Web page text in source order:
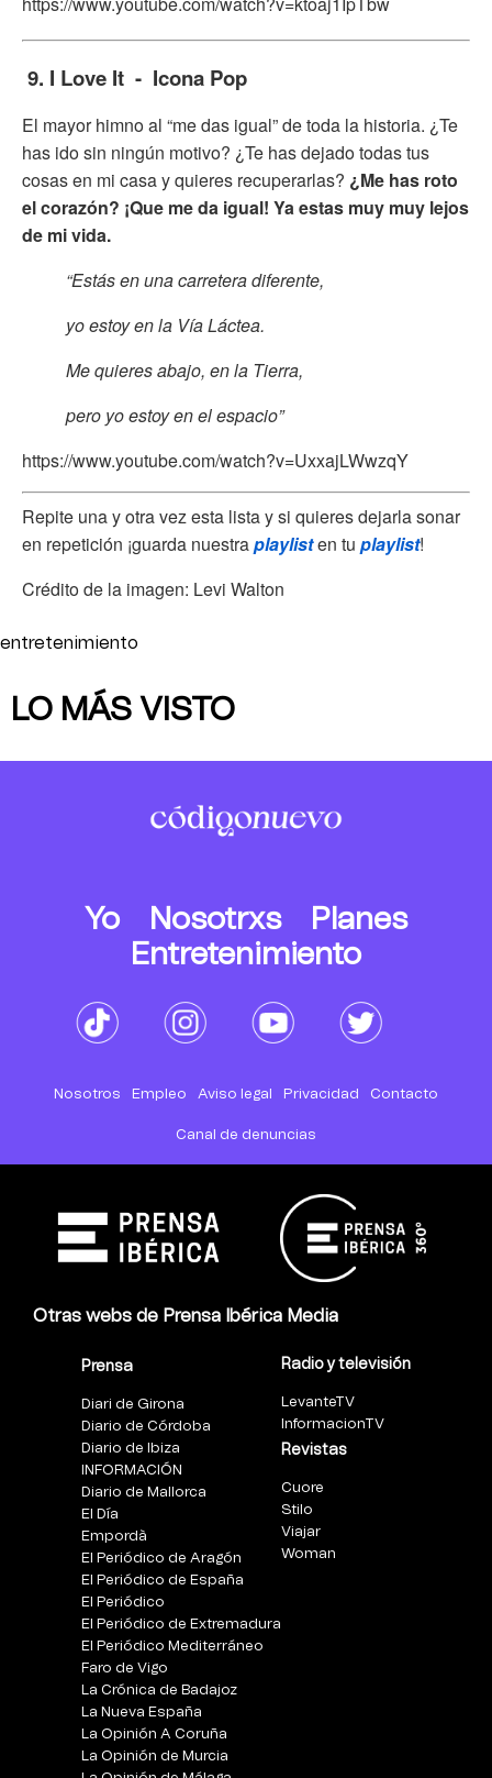
9. I Love It - Icona Pop
El mayor himno al “me das igual” de toda la historia. ¿Te
has ido sin ningún motivo? ¿Te has dejado todas tus
cosas en mi casa y quieres recuperarlas? ¿Me has roto
el corazón? ¡Que me da igual! Ya estas muy muy lejos
de mi vida.
“Estás en una carretera diferente,
yo estoy en la Vía Láctea.
Me quieres abajo, en la Tierra,
pero yo estoy en el espacio”
https://www.youtube.com/watch?v=UxxajLWwzqY
Repite una y otra vez esta lista y si quieres dejarla sonar
en repetición ¡guarda nuestraplaylisten tu playlist!
Crédito de la imagen: Levi Walton
entretenimiento
LO MÁS VISTO
Yo Nosotrxs
Planes
Entretenimiento
Nosotros Empleo Aviso legal Privacidad Contacto
Canal de denuncias
Otras webs de Prensa Ibérica Media
Prensa
Diari de Girona
Diario de Córdoba
Diario de Ibiza
INFORMACIÓN
Diario de Mallorca
El Día
Empordà
El Periódico de Aragón
El Periódico de España
El Periódico
El Periódico de Extremadura
El Periódico Mediterráneo
Faro de Vigo
La Crónica de Badajoz
La Nueva España
La Opinión A Coruña
La Opinión de Murcia
Radio y televisión
LevanteTV
InformacionTV
Revistas
Cuore
Stilo
Viajar
Woman